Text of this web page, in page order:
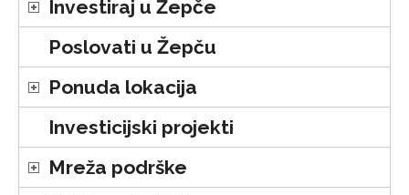
Investiraj u Žepče
Poslovati u Žepču
Ponuda lokacija
Investicijski projekti
Mreža podrške